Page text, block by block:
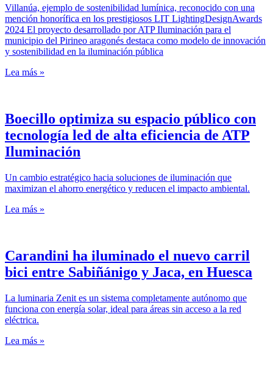
Villanúa, ejemplo de sostenibilidad lumínica, reconocido con una
mención honorífica en los prestigiosos LIT LightingDesignAwards
2024 El proyecto desarrollado por ATP Iluminación para el
municipio del Pirineo aragonés destaca como modelo de innovación
y sostenibilidad en la iluminación pública
Lea más »
Boecillo optimiza su espacio público con
tecnología led de alta eficiencia de ATP
Iluminación
Un cambio estratégico hacia soluciones de iluminación que
maximizan el ahorro energético y reducen el impacto ambiental.
Lea más »
Carandini ha iluminado el nuevo carril
bici entre Sabiñánigo y Jaca, en Huesca
La luminaria Zenit es un sistema completamente autónomo que
funciona con energía solar, ideal para áreas sin acceso a la red
eléctrica.
Lea más »